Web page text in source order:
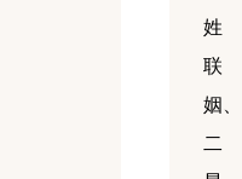
姓
联
姻、
二